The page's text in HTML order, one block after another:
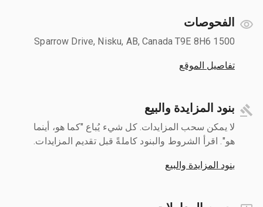
الفحوصات
1500 Sparrow Drive, Nisku, AB, Canada T9E 8H6
تفاصيل الموقع
بنود المزايدة والبيع
لا يمكن سحب المزايدات. كل شيء يُباع "كما هو، أينما
هو". اقرأ الشروط والبنود كاملةً قبل تقديم المزايدات.
بنود المزايدة والبيع